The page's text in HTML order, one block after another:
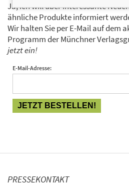
Ja, ich will über interessante
ähnliche Produkte informiert
Wir halten Sie per E-Mail auf dem
Programm der Münchner
jetzt ein!
E-Mail-Adresse:
PRESSEKONTAKT